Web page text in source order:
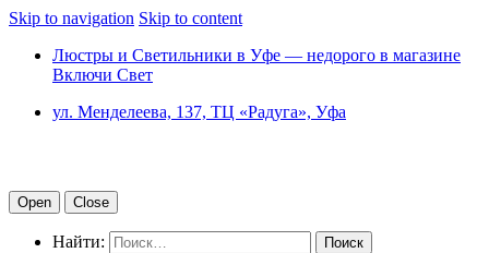
Skip to navigation Skip to content
Люстры и Светильники в Уфе — недорого в магазине
Включи Свет
ул. Менделеева, 137, ТЦ «Радуга», Уфа
Open Close
Найти: